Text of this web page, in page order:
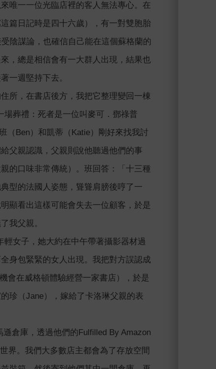
唯一一位光臨店裡的客人無法專心。在
篇日記時是四十六歲），有一對雙胞胎
陰謀論，也確信自己能在這個蘇格蘭的
，總是相信會有一大群人出現，結果也
一週堅持下去。
所，在書店後方，我把它整理變回一棟
葬禮：死者是一位叫麥可．鄧祿普
（Ben）和凱蒂（Katie）剛好來找我討
父親認識，父親則說他聽過他們的事
的口味非常傳統）。班回答：「十三種
型的法國人姿態，聳聳肩膀後哼了一
顯看出這樣可能會失去一位顧客，於是
我父親。
女子，她大約在中午帶著攝影器材過
身包緊緊的女人出現。我把對方誤認成
會在威格頓體驗經營一家書店），於是
珍（Jane），嫁給了卡洛琳父親的表
倉庫，透過他們的Fulfilled By Amazon
界。我們大多數店主都會為了存放空間